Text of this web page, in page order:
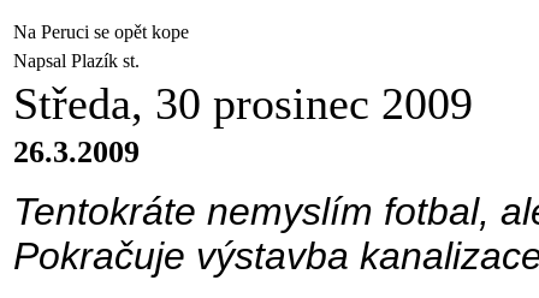
Na Peruci se opět kope
Napsal Plazík st.
Středa, 30 prosinec 2009
26.3.2009
Tentokráte nemyslím fotbal,
Pokračuje výstavba